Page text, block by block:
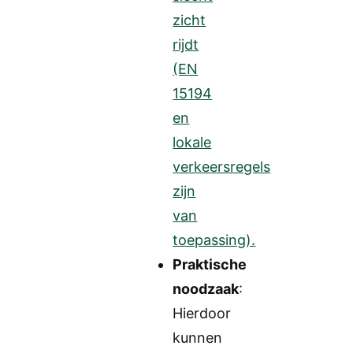
zicht
rijdt
(EN
15194
en
lokale
verkeersregels
zijn
van
toepassing).
Praktische
noodzaak:
Hierdoor
kunnen